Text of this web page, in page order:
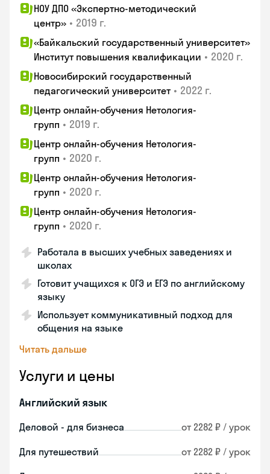
НОУ ДПО «Экспертно-методический
центр» • 2019 г.
«Байкальский государственный университет»
Институт повышения квалификации • 2020 г.
Новосибирский государственный
педагогический университет • 2022 г.
Центр онлайн-обучения Нетология-
групп • 2019 г.
Центр онлайн-обучения Нетология-
групп • 2020 г.
Центр онлайн-обучения Нетология-
групп • 2020 г.
Центр онлайн-обучения Нетология-
групп • 2020 г.
Работала в высших учебных заведениях и
школах
Готовит учащихся к ОГЭ и ЕГЭ по английскому
языку
Использует коммуникативный подход для
общения на языке
Читать дальше
Услуги и цены
Английский язык
Деловой - для бизнеса от 2282 ₽ / урок
Для путешествий от 2282 ₽ / урок